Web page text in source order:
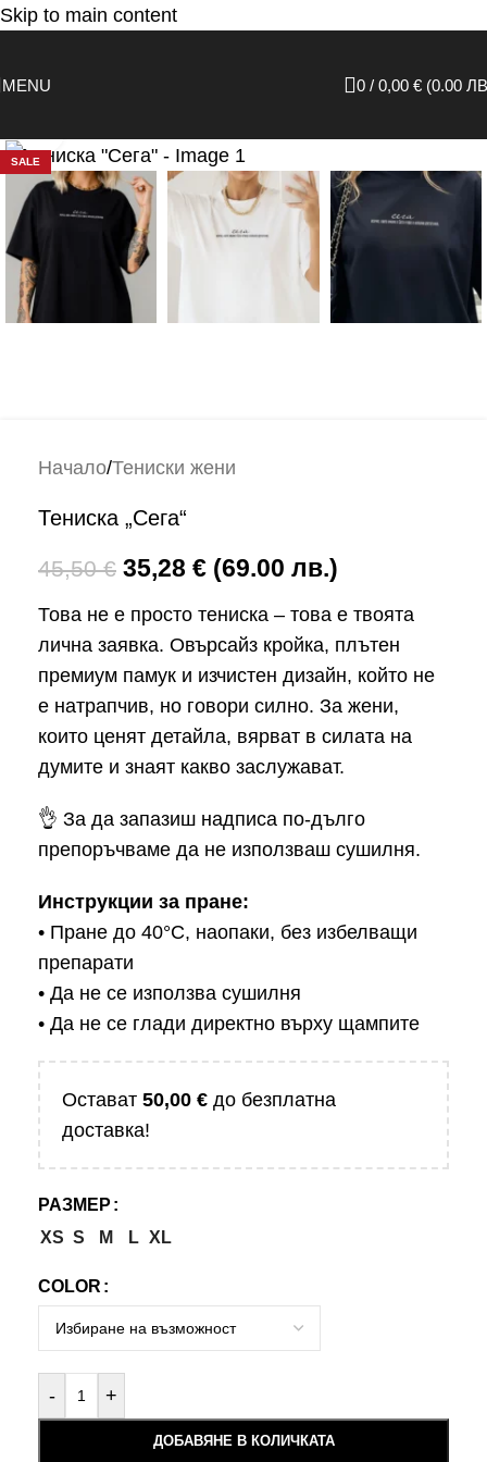
Skip to main content
MENU 0 / 0,00 € (0.00
SALE
Начало/Тениски жени
Тениска „Сега“
45,50€ 35,28 € (69.00 лв.)
Това не е просто тениска – това е твоята
лична заявка. Овърсайз кройка, плътен
премиум памук и изчистен дизайн, който не
е натрапчив, но говори силно. За жени,
които ценят детайла, вярват в силата на
думите и знаят какво заслужават.
👌 За да запазиш надписа по-дълго
препоръчваме да не използваш сушилня.
Инструкции за пране:
• Пране до 40°C, наопаки, без избелващи
препарати
• Да не се използва сушилня
• Да не се глади директно върху щампите
Остават 50,00 € до безплатна
доставка!
РАЗМЕР
XS S M L XL
COLOR
- +
ДОБАВЯНЕ В КОЛИЧКАТА